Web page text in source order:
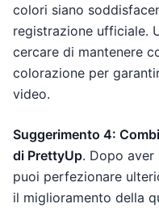
colori siano
registrazione ufficiale.
cercare di mantenere
colorazione per
video.
Suggerimento 4:
di PrettyUp. Dopo aver
puoi perfezionare
il miglioramento della